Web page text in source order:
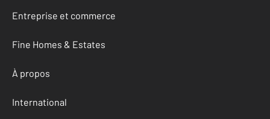
Entreprise et commerce
Fine Homes & Estates
À propos
International